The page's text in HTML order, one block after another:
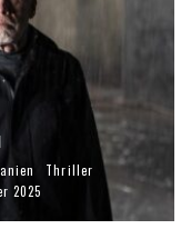
Thriller
2025